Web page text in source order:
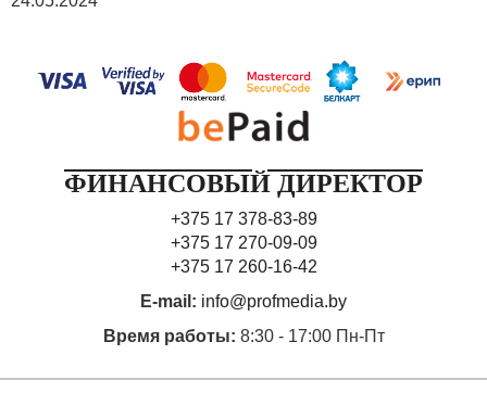
ФИНАНСОВЫЙ ДИРЕКТОР
+375 17 378-83-89
+375 17 270-09-09
+375 17 260-16-42
E-mail: info@profmedia.by
Время работы: 8:30 - 17:00 Пн-Пт